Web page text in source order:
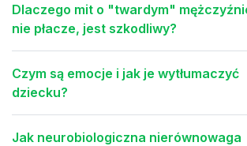
Dlaczego mit o "twardym"
nie płacze, jest szkodliwy?
Czym są emocje i jak je wytłumaczyć
dziecku?
Jak neurobiologiczna nierównowaga